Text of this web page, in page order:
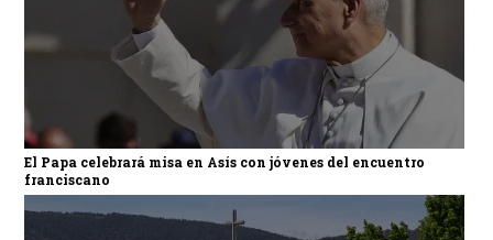
El Papa celebrará misa en Asís con jóvenes del encuentro
franciscano